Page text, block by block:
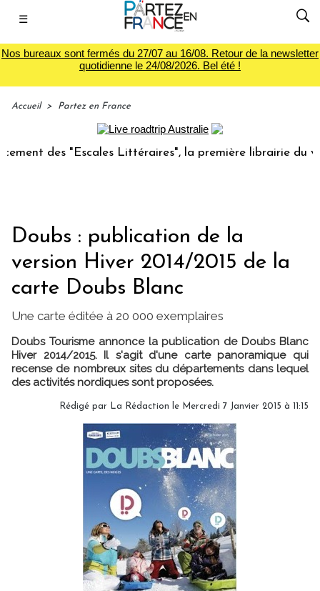
☰
Nos bureaux sont fermés du 27/07 au 16/08. Retour de la newsletter
quotidienne le 24/08/2026. Bel été !
Accueil > Partez en France
des "Escales Littéraires", la première librairie du voyage
Doubs : publication de la
version Hiver 2014/2015 de la
carte Doubs Blanc
Une carte éditée à 20 000 exemplaires
Doubs Tourisme annonce la publication de Doubs Blanc
Hiver 2014/2015. Il s'agit d'une carte panoramique qui
recense de nombreux sites du départements dans lequel
des activités nordiques sont proposées.
Rédigé par La Rédaction le Mercredi 7 Janvier 2015 à 11:15